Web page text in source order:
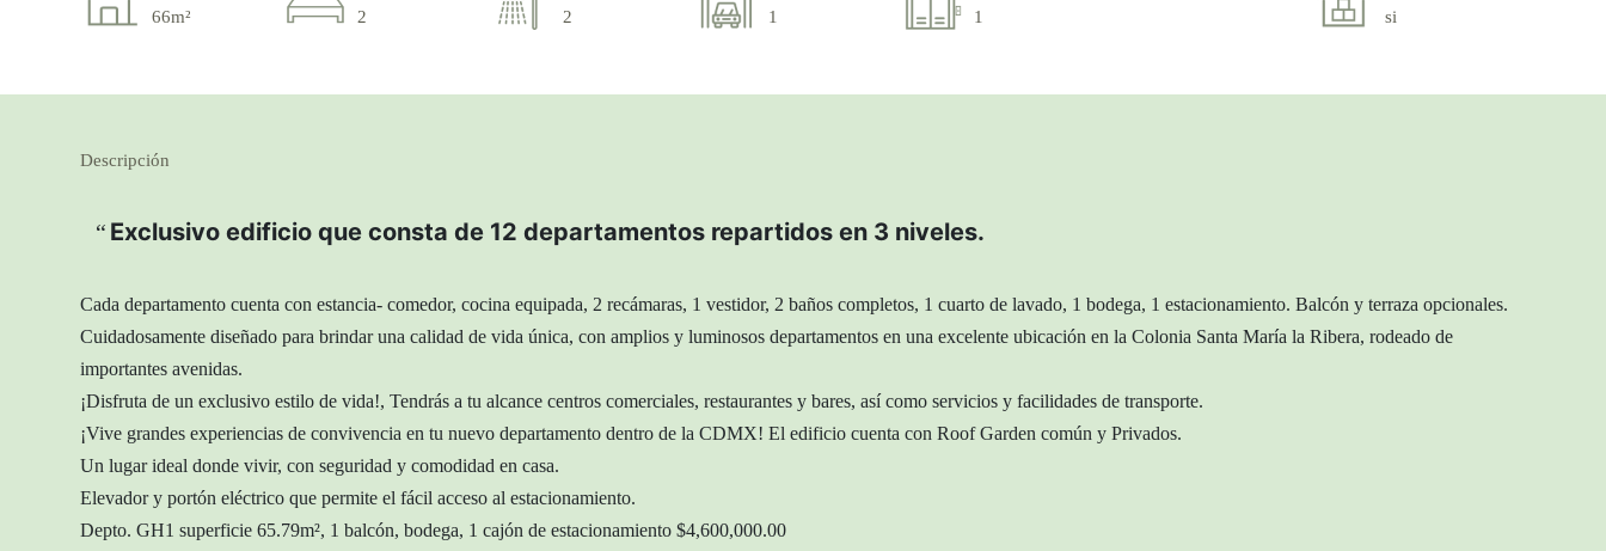
66m² 2 2 1 1
si
Descripción
Exclusivo edificio que consta de 12 departamentos repartidos en 3 niveles.
Cada departamento cuenta con estancia- comedor, cocina equipada, 2 recámaras, 1 vestidor, 2 baños completos, 1 cuarto de lavado, 1 bodega, 1 estacionamiento. Balcón y terraza opcionales.
Cuidadosamente diseñado para brindar una calidad de vida única, con amplios y luminosos departamentos en una excelente ubicación en la Colonia Santa María la Ribera, rodeado de
importantes avenidas.
¡Disfruta de un exclusivo estilo de vida!, Tendrás a tu alcance centros comerciales, restaurantes y bares, así como servicios y facilidades de transporte.
¡Vive grandes experiencias de convivencia en tu nuevo departamento dentro de la CDMX! El edificio cuenta con Roof Garden común y Privados.
Un lugar ideal donde vivir, con seguridad y comodidad en casa.
Elevador y portón eléctrico que permite el fácil acceso al estacionamiento.
Depto. GH1 superficie 65.79m², 1 balcón, bodega, 1 cajón de estacionamiento $4,600,000.00